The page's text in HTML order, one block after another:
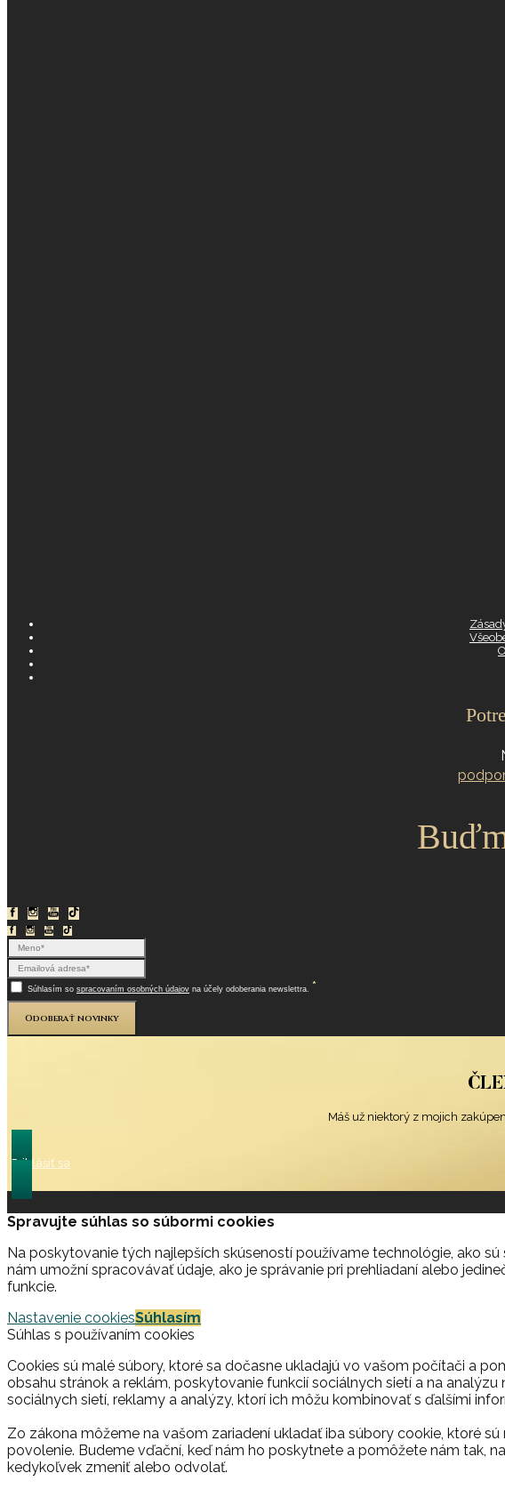
Súhlasím so spracovaním osobných údajov na účely odoberania newslettra. *
Odoberať novinky
Máš už niektorý z mojich
Prihlásiť sa
Spravujte súhlas so súbormi cookies
Na poskytovanie tých najlepších skúseností používame technológie, ako
nám umožní spracovávať údaje, ako je správanie pri prehliadaní alebo
funkcie.
Nastavenie cookiesSúhlasím
Súhlas s používaním cookies
Cookies sú malé súbory, ktoré sa dočasne ukladajú vo vašom počítači a
obsahu stránok a reklám, poskytovanie funkcií sociálnych sietí a na
sociálnych sietí, reklamy a analýzy, ktorí ich môžu kombinovať s ďalšími
Zo zákona môžeme na vašom zariadení ukladať iba súbory cookie, ktoré
povolenie. Budeme vďační, keď nám ho poskytnete a pomôžete nám tak,
kedykoľvek zmeniť alebo odvolať.